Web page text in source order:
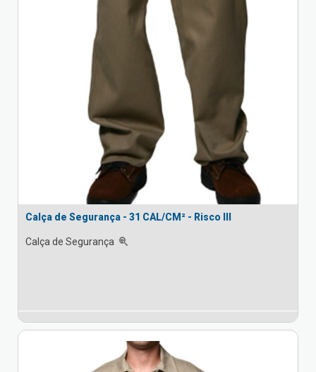
Calça de Segurança - 31 CAL/CM² - Risco III
Calça de Segurança